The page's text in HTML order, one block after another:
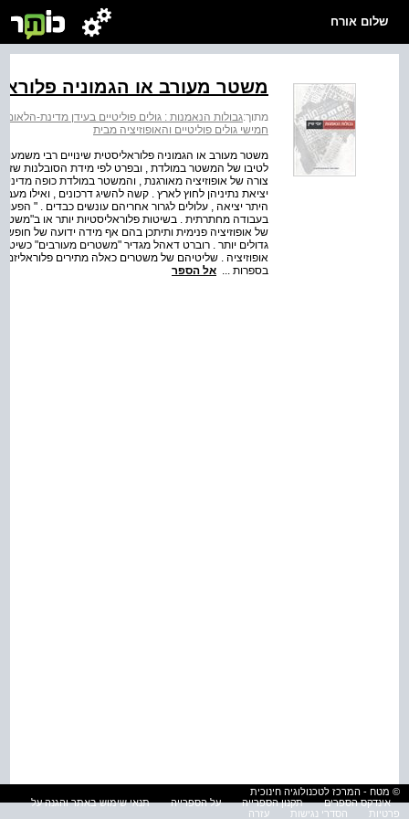
שלום אורח
משטר מעורב או הגמוניה
מתוך:גבולות הנאמנות : גולים פוליטיים בעידן מדינת-הלאום
חמישי גולים פוליטיים והאופוזיציה מבית
משטר מעורב או הגמוניה פלוראליסטית שינויים רבי
לטיבו של המשטר במולדת , ובפרט לפי מידת הסובלנות
צורה של אופוזיציה מאורגנת , והמשטר במולדת כופה
יציאת נתיניהן לחוץ לארץ . קשה להשיג דרכונים , ואילו
היתר יציאה , עלולים לגרור אחריהם עונשים כבדים . "
בעבודה מחתרתית . בשיטות פלוראליסטיות יותר או
של אופוזיציה פנימית ותיתכן בהם אף מידה ידועה של
גדולים יותר . רוברט דאהל מגדיר "משטרים מעורבים"
אופוזיציה . שליטיהם של משטרים כאלה מתירים פלוראליזם
בספרות ... אל הספר
© מטח - המרכז לטכנולוגיה חינוכית
אינדקס הספרים
תקנון הספרייה על הספרייה
תנאי שימוש באתר והגנה על
פרטיות
הסדרי נגישות עזרה